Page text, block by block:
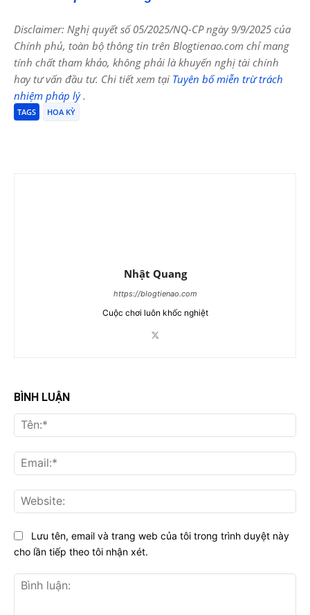
Disclaimer: Nghị quyết số 05/2025/NQ-CP ngày 9/9/2025 của
Chính phủ, toàn bộ thông tin trên Blogtienao.com chỉ mang
tính chất tham khảo, không phải là khuyến nghị tài chính
hay tư vấn đầu tư. Chi tiết xem tại Tuyên bố miễn trừ trách
nhiệm pháp lý.
TAGS HOA KỲ
Nhật Quang
https://blogtienao.com
Cuộc chơi luôn khốc nghiệt
BÌNH LUẬN
Lưu tên, email và trang web của tôi trong trình duyệt này
cho lần tiếp theo tôi nhận xét.